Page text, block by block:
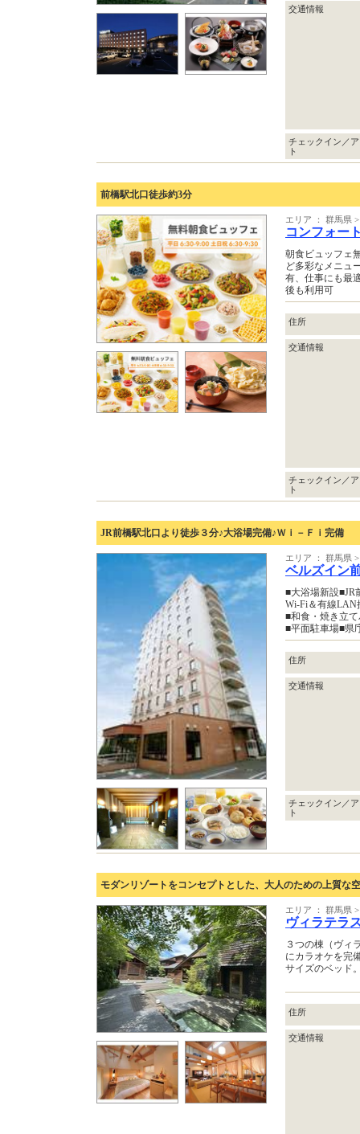
交通情報
チェックイン／
ト
前橋駅北口徒歩約3分
エリア ： 群馬県
コンフォー
朝食ビュッフェ
ど多彩なメニュ
有、仕事にも最
後も利用可
住所
交通情報
チェックイン／
ト
JR前橋駅北口より徒歩３分♪大浴場完備♪Ｗｉ－Ｆｉ完備
エリア ： 群馬県
ベルズイン
■大浴場新設■JR
Wi-Fi＆有線LAN
■和食・焼き立
■平面駐車場■県
住所
交通情報
チェックイン／
ト
モダンリゾートをコンセプトとした、大人のための上質な
エリア ： 群馬県
ヴィラテラ
３つの棟（ヴィ
にカラオケを完
サイズのベッド
住所
交通情報